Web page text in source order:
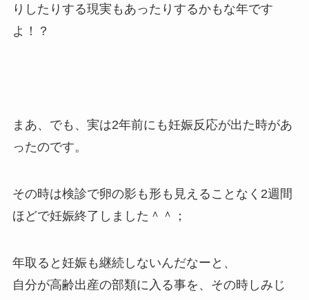
りしたりする現実もあったりするかもな年です
よ！？
まあ、でも、実は2年前にも妊娠反応が出た時があ
ったのです。
その時は検診で卵の影も形も見えることなく2週間
ほどで妊娠終了しました＾＾；
年取ると妊娠も継続しないんだなーと、
自分が高齢出産の部類に入る事を、その時しみじ